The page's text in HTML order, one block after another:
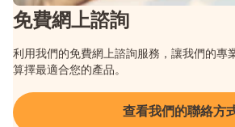
免費網上諮詢
利用我們的免費網上諮詢服務，讓我們的專
算擇最適合您的產品。
查看我們的聯絡方